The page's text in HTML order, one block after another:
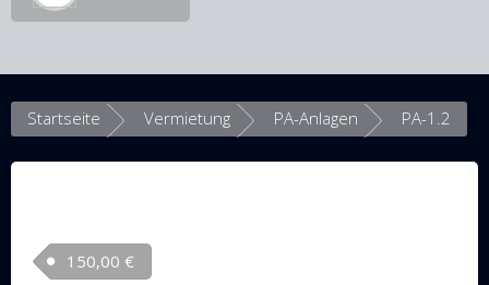
Startseite Vermietung PA-Anlagen PA-1.2
150,00 €